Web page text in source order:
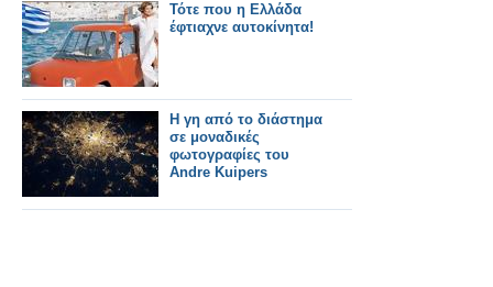
Τότε που η Ελλάδα
έφτιαχνε αυτοκίνητα!
Η γη από το διάστημα
σε μοναδικές
φωτογραφίες του
Andre Kuipers